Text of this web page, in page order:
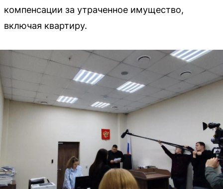
компенсации за утраченное имущество,
включая квартиру.